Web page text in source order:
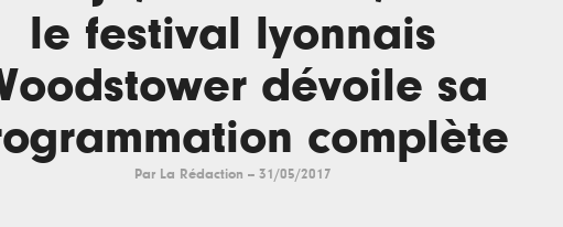
le festival lyonnais
dévoile sa
complète
Par La Rédaction -- 31/05/2017